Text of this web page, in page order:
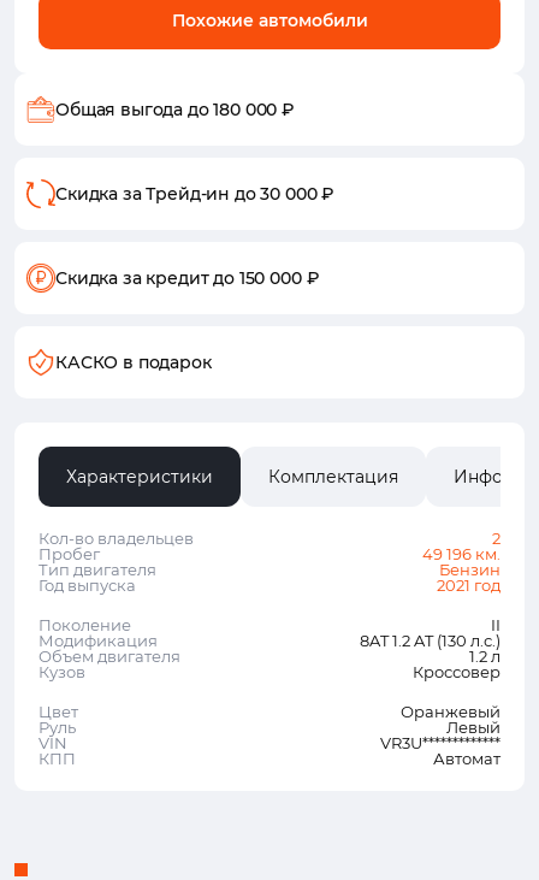
Похожие автомобили
Общая выгода до 180 000 ₽
Скидка за Трейд-ин до 30 000 ₽
Скидка за кредитдо 150 000 ₽
КАСКО в подарок
Характеристики Комплектация
Кол-во владельцев
2
Пробег
49 196 км.
Тип двигателя
Бензин
Год выпуска
2021 год
Поколение
II
Модификация
8AT 1.2 AT (130 л.с.)
Объем двигателя
1.2 л
Кузов
Кроссовер
Цвет
Оранжевый
Руль
Левый
VIN
VR3U*************
КПП
Автомат